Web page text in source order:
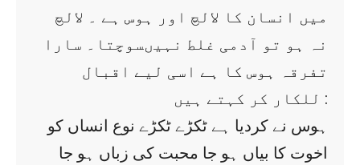
میں انسان کا لالچ اور ہوس ہے ۔ لالچ
نہ ہو تو آدمی غلط نہیںسوچتا۔ سارا
تفرقہ ہوس کا ہے اسی لیے اقبال
للکار کر کہتے ہیں :
ہوس نے کردیا ہے ٹکڑے ٹکڑے نوع انساں کو
اخوت کا بیاں ہو جا محبت کی زباں ہو جا